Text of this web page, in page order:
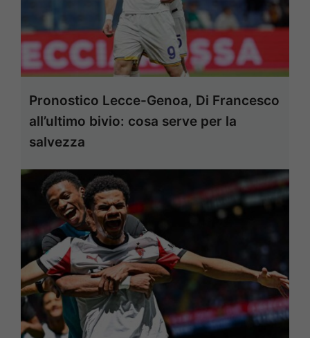
Pronostico Lecce-Genoa, Di Francesco
all’ultimo bivio: cosa serve per la
salvezza